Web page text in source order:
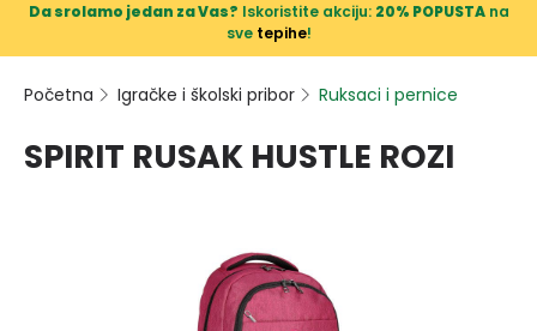
Da srolamo jedan za Vas? Iskoristite akciju: 20% POPUSTAna
sve tepihe!
Početna Igračke i školski pribor Ruksaci i pernice
SPIRIT RUSAK HUSTLE ROZI